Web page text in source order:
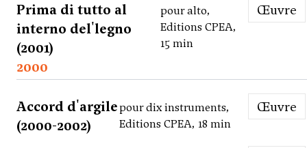
Prima di tutto al
interno del'legno
(2001)
pour alto,
Editions CPEA,
15 min
Œuvre
2000
Accord d'argile
(2000-2002)
pour dix instruments,
Editions CPEA, 18 min
Œuvre